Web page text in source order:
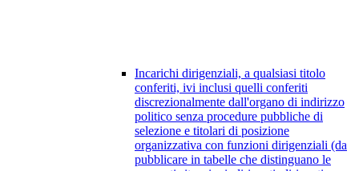
Incarichi dirigenziali, a qualsiasi titolo
conferiti, ivi inclusi quelli conferiti
discrezionalmente dall'organo di indirizzo
politico senza procedure pubbliche di
selezione e titolari di posizione
organizzativa con funzioni dirigenziali (da
pubblicare in tabelle che distinguano le